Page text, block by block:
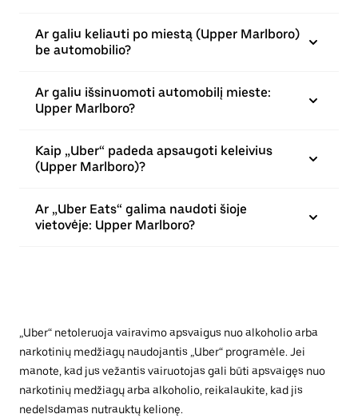
Ar galiu keliauti po miestą (Upper Marlboro)
be automobilio?
Ar galiu išsinuomoti automobilį mieste:
Upper Marlboro?
Kaip „Uber“ padeda apsaugoti keleivius
(Upper Marlboro)?
Ar „Uber Eats“ galima naudoti šioje
vietovėje: Upper Marlboro?
„Uber“ netoleruoja vairavimo apsvaigus nuo alkoholio arba
narkotinių medžiagų naudojantis „Uber“ programėle. Jei
manote, kad jus vežantis vairuotojas gali būti apsvaigęs nuo
narkotinių medžiagų arba alkoholio, reikalaukite, kad jis
nedelsdamas nutrauktų kelionę.